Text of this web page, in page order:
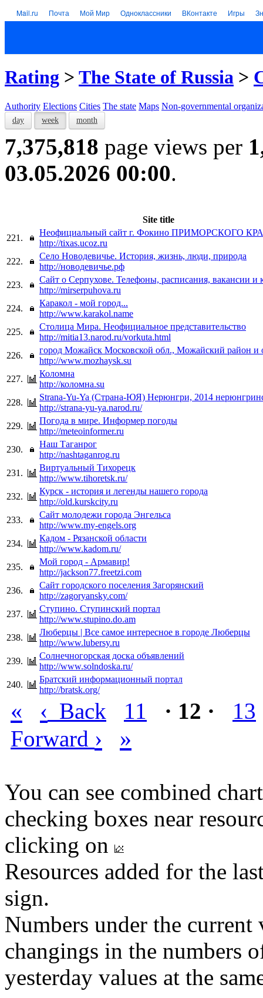
Mail.ru Почта Мой Мир Одноклассники ВКонтакте Игры
Rating > The State of Russia >
Authority Elections Cities The state Maps Non-governmental
day week month
7,375,818 page views per
03.05.2026 00:00.
Site title
221.
Неофициальный сайт г. Фокино ПРИМОРСКОГО
http://tixas.ucoz.ru
222.
Село Новодевичье. История, жизнь, люди, природа
http://новодевичье.рф
223.
Сайт о Серпухове. Телефоны, расписания, вакансии и
http://mirserpuhova.ru
224.
Каракол - мой город...
http://www.karakol.name
225.
Столица Мира. Неофициальное представительство
http://mitia13.narod.ru/vorkuta.html
226.
город Можайск Московской обл., Можайский район и
http://www.mozhaysk.su
227.
Коломна
http://коломна.su
228.
Strana-Yu-Ya (Страна-ЮЯ) Нерюнгри, 2014
http://strana-yu-ya.narod.ru/
229.
Погода в мире. Информер погоды
http://meteoinformer.ru
230.
Наш Таганрог
http://nashtaganrog.ru
231.
Виртуальный Тихорецк
http://www.tihoretsk.ru/
232.
Курск - история и легенды нашего города
http://old.kurskcity.ru
233.
Сайт молодежи города Энгельса
http://www.my-engels.org
234.
Кадом - Рязанской области
http://www.kadom.ru/
235.
Мой город - Армавир!
http://jackson77.freetzi.com
236.
Сайт городского поселения Загорянский
http://zagoryansky.com/
237.
Ступино. Ступинский портал
http://www.stupino.do.am
238.
Люберцы | Все самое интересное в городе Люберцы
http://www.lubersy.ru
239.
Солнечногорская доска объявлений
http://www.solndoska.ru/
240.
Братский информационный портал
http://bratsk.org/
« ‹ Back 11 · 12 ·
13
Forward › »
You can see combined
checking boxes near
clicking on
Resources added for the
sign.
Numbers under the
changings in the numbers
yesterday values at the